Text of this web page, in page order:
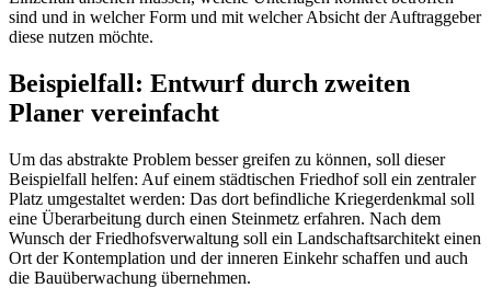
sind und in welcher Form und mit welcher Absicht der Auftraggeber
diese nutzen möchte.
Beispielfall: Entwurf durch zweiten
Planer vereinfacht
Um das abstrakte Problem besser greifen zu können, soll dieser
Beispielfall helfen: Auf einem städtischen Friedhof soll ein zentraler
Platz umgestaltet werden: Das dort befindliche Kriegerdenkmal soll
eine Überarbeitung durch einen Steinmetz erfahren. Nach dem
Wunsch der Friedhofsverwaltung soll ein Landschaftsarchitekt einen
Ort der Kontemplation und der inneren Einkehr schaffen und auch
die Bauüberwachung übernehmen.